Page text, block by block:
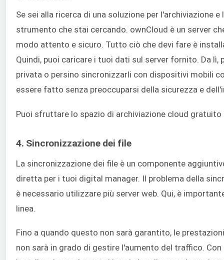
Se sei alla ricerca di una soluzione per l'archiviazione
strumento che stai cercando. ownCloud è un server
modo attento e sicuro. Tutto ciò che devi fare è
Quindi, puoi caricare i tuoi dati sul server fornito. Da
privata o persino sincronizzarli con dispositivi mobili
essere fatto senza preoccuparsi della sicurezza e
Puoi sfruttare lo spazio di archiviazione cloud
4. Sincronizzazione dei file
La sincronizzazione dei file è un componente
diretta per i tuoi digital manager. Il problema della
è necessario utilizzare più server web. Qui, è
linea.
Fino a quando questo non sarà garantito, le
non sarà in grado di gestire l'aumento del traffico.